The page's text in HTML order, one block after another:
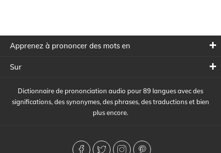
Apprenez à prononcer des mots en
Sur
Dictionnaire de prononciation audio pour 89 langues avec des
significations, des synonymes, des phrases, des traductions et bien
plus encore.